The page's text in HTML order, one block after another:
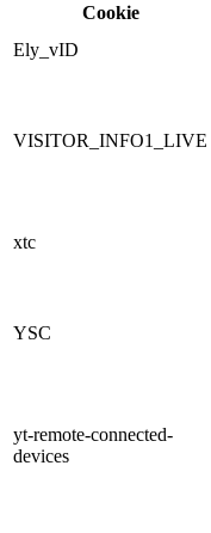
Cookie
Ely_vID
VISITOR_INFO1_LIVE
xtc
YSC
yt-remote-connected-
devices